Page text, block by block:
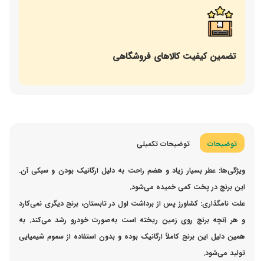
تضمین کیفیت کالاهای فروشگاهی
توضیحات توضیحات تکمیلی
ویژگی‌ها: عطر بسیار زیاد و هضم راحت به دلیل ارگانیک بودن و سبکی آن.
این برنج در پخت کمی خمیده می‌شود.
علت نامگذاری: کشاورز پس از برداشت اول در تابستان، برنج دیگری نمی‌کارد
و هر آنچه برنج روی زمین ریخته است به‌صورت خود‌رو رشد می‌کند. به
همین دلیل این برنج کاملاً ارگانیک بوده و بدون استفاده از سموم شیمیایی
تولید می‌شود.